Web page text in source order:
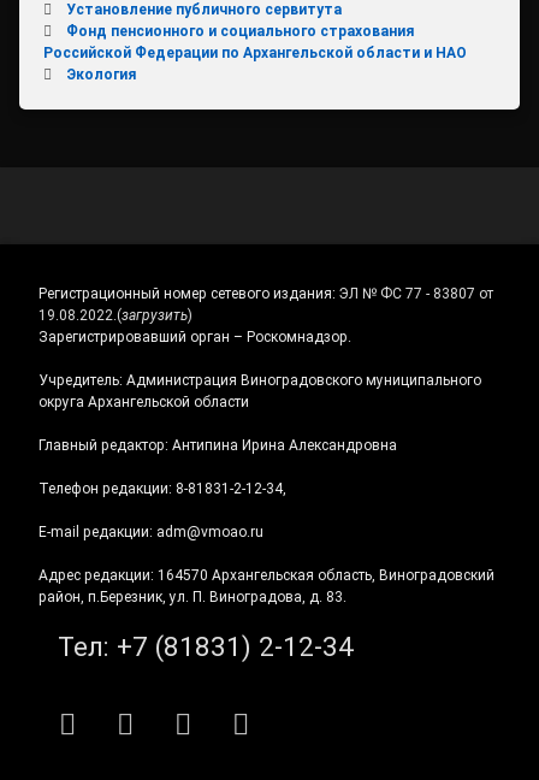
Установление публичного сервитута
Фонд пенсионного и социального страхования
Российской Федерации по Архангельской области и НАО
Экология
Регистрационный номер сетевого издания: ЭЛ № ФС 77 - 83807 от
19.08.2022.(загрузить)
Зарегистрировавший орган – Роскомнадзор.
Учредитель: Администрация Виноградовского муниципального
округа Архангельской области
Главный редактор: Антипина Ирина Александровна
Телефон редакции: 8-81831-2-12-34,
E-mail редакции: adm@vmoao.ru
Адрес редакции: 164570 Архангельская область, Виноградовский
район, п.Березник, ул. П. Виноградова, д. 83.
Тел: +7 (81831) 2-12-34
RSS E-mailВКонтакте
Telegram